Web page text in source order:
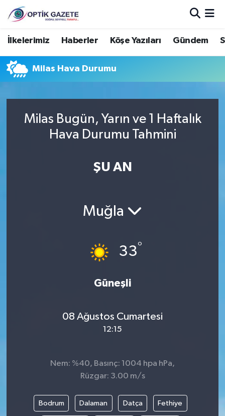
İlkelerimiz Haberler Köşe Yazıları Gündem
Milas Hava Durumu
Milas Bugün, Yarın ve 1 Haftalık
Hava Durumu Tahmini
ŞU AN
Muğla
33°
Güneşli
08 Ağustos Cumartesi
12:15
Nem: %40, Basınç: 1004 hpa hPa,
Rüzgar: 3.00 m/s
Bodrum Dalaman Datça Fethiye
Nöbetçi Eczaneler
Hava Durumu
Trafik Durumu
Süper Lig Puan Durumu ve Fikstür